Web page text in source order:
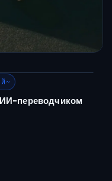
переводчиком